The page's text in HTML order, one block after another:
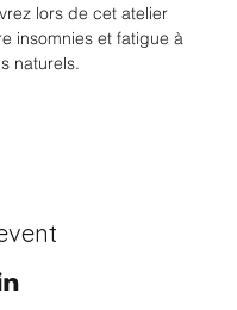
lors de cet atelier
insomnies et fatigue à
naturels.